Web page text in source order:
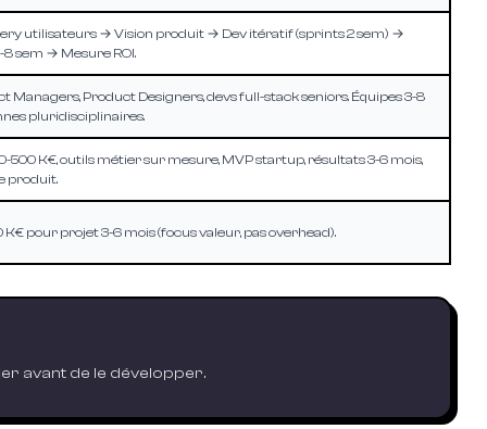
utilisateurs → Vision produit → Dev itératif (sprints 2 sem) →
8 sem → Mesure ROI.
Managers, Product Designers, devs full-stack seniors. Équipes 3-8
pluridisciplinaires.
500 K€, outils métier sur mesure, MVP startup, résultats 3-6 mois,
produit.
K€ pour projet 3-6 mois (focus valeur, pas overhead).
avant de le développer.